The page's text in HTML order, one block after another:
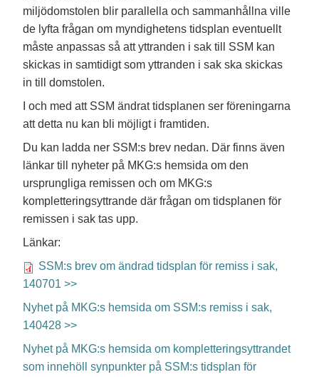
miljödomstolen blir parallella och sammanhållna ville
de lyfta frågan om myndighetens tidsplan eventuellt
måste anpassas så att yttranden i sak till SSM kan
skickas in samtidigt som yttranden i sak ska skickas
in till domstolen.
I och med att SSM ändrat tidsplanen ser föreningarna
att detta nu kan bli möjligt i framtiden.
Du kan ladda ner SSM:s brev nedan. Där finns även
länkar till nyheter på MKG:s hemsida om den
ursprungliga remissen och om MKG:s
kompletteringsyttrande där frågan om tidsplanen för
remissen i sak tas upp.
Länkar:
SSM:s brev om ändrad tidsplan för remiss i sak,
140701 >>
Nyhet på MKG:s hemsida om SSM:s remiss i sak,
140428 >>
Nyhet på MKG:s hemsida om kompletteringsyttrandet
som innehöll synpunkter på SSM:s tidsplan för